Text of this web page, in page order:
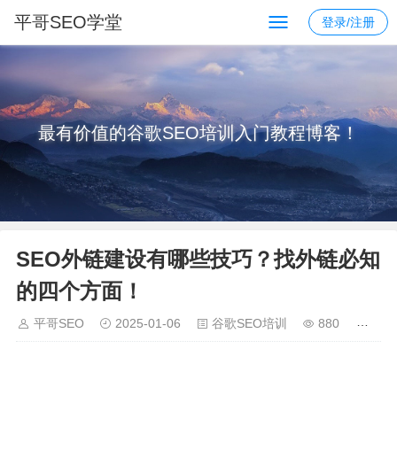
平哥SEO学堂 登录/注册
最有价值的谷歌SEO培训入门教程博客！
SEO外链建设有哪些技巧？找外链必知
的四个方面！
平哥SEO 2025-01-06 谷歌SEO培训 880